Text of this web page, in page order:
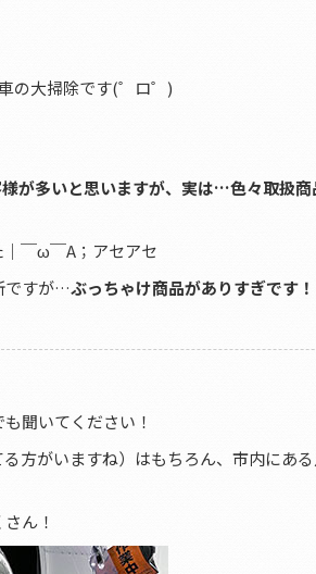
の大掃除です(゜ロ゜)
が多いと思いますが、実は…色々取扱
￣ω￣A；アセアセ
ですが…ぶっちゃけ商品がありすぎです！
聞いてください！
方がいますね）はもちろん、市内にあ
ん！